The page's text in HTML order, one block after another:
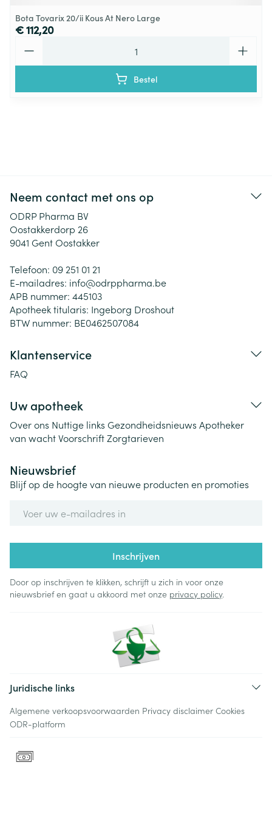
Bota Tovarix 20/ii Kous At Nero Large
€ 112,20
Bestel
Neem contact met ons op
ODRP Pharma BV
Oostakkerdorp 26
9041 Gent Oostakker
Telefoon: 09 251 01 21
E-mailadres: info@odrppharma.be
APB nummer: 445103
Apotheek titularis: Ingeborg Droshout
BTW nummer: BE0462507084
Klantenservice
FAQ
Uw apotheek
Over ons Nuttige links Gezondheidsnieuws Apotheker
van wachtVoorschriftZorgtarieven
Nieuwsbrief
Blijf op de hoogte van nieuwe producten en promoties
Inschrijven
Door op inschrijven te klikken, schrijft u zich in voor onze
nieuwsbrief en gaat u akkoord met onze privacy policy.
Juridische links
Algemene verkoopsvoorwaarden Privacy disclaimer Cookies
ODR-platform